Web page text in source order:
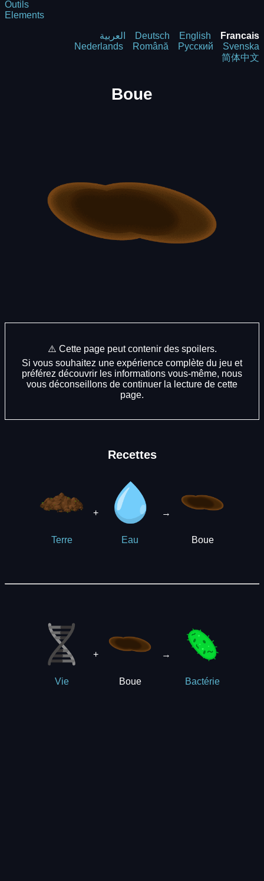
Outils
Elements
العربية Deutsch English
Francais
Nederlands
Română Русский
Svenska
简体中文
Boue
⚠️ Cette page peut contenir des spoilers.
Si vous souhaitez une expérience complète du jeu et
préférez découvrir les informations vous-même, nous
vous déconseillons de continuer la lecture de cette
page.
Recettes
Terre
+
Eau
→
Boue
Vie
+
Boue
→
Bactérie